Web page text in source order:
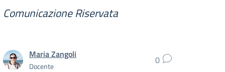
Comunicazione Riservata
Maria Zangoli
Docente 0